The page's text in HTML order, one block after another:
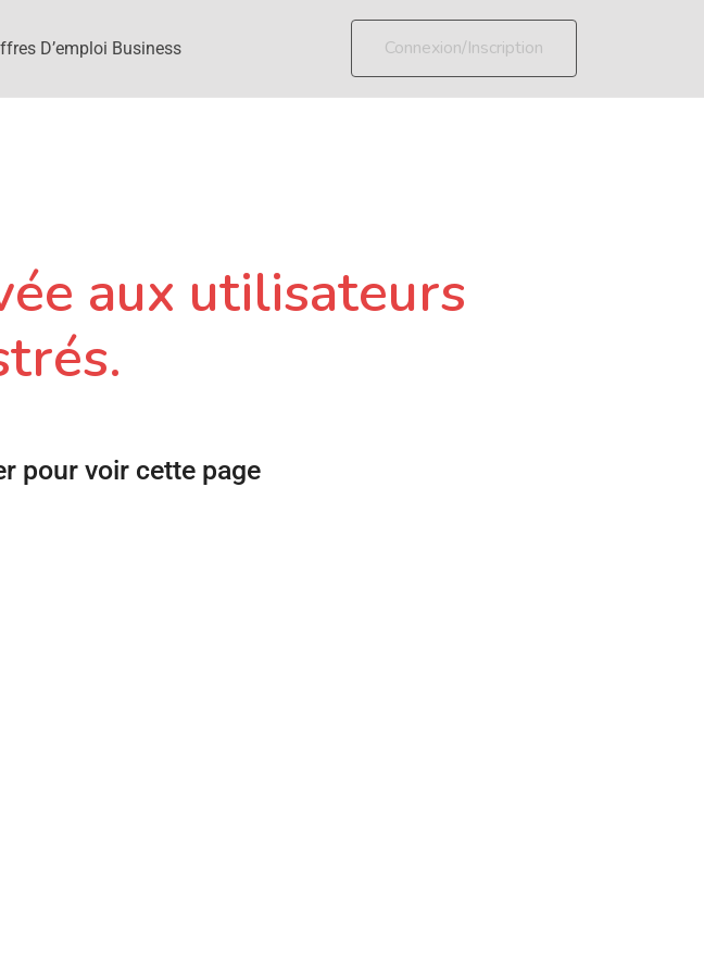
D’emploi Business Connexion/Inscription
aux utilisateurs
pour voir cette page